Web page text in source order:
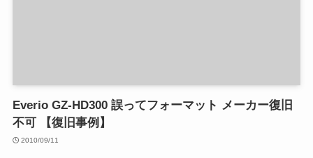
Everio GZ-HD300 誤ってフォーマット メーカー復旧
不可 【復旧事例】
2010/09/11